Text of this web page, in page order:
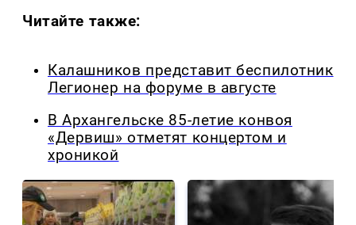
Читайте также:
Калашников представит беспилотник
Легионер на форуме в августе
В Архангельске 85-летие конвоя
«Дервиш» отметят концертом и
хроникой